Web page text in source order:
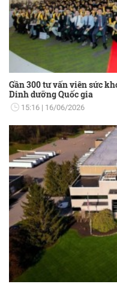
Gần 300 tư vấn viên sức
Dinh dưỡng Quốc gia
15:16 16/06/2026